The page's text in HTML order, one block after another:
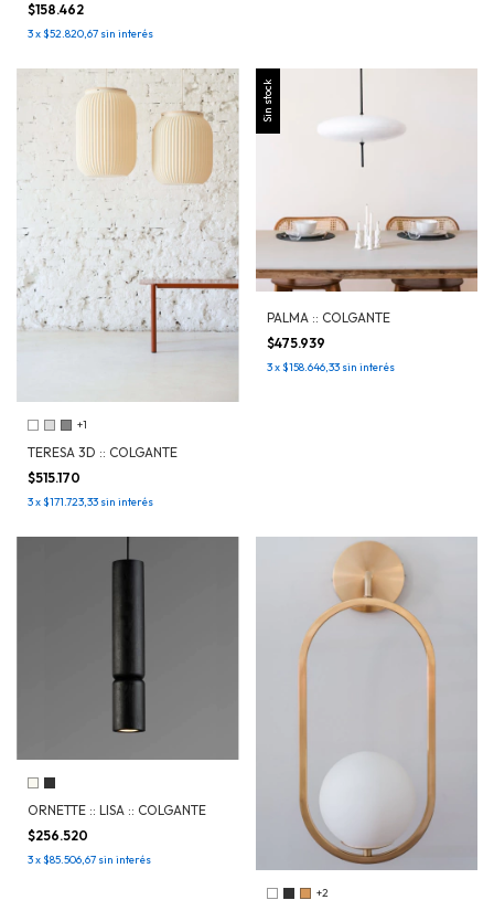
$158.462
3x$52.820,67 sin interés
+1
TERESA 3D :: COLGANTE
$515.170
3x$171.723,33 sin interés
Sin stock
PALMA :: COLGANTE
$475.939
3x$158.646,33 sin interés
ORNETTE :: LISA :: COLGANTE
$256.520
3x$85.506,67 sin interés
+2